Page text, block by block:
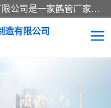
连云港众邦石化设备制造有限公司是一家鹤管厂家主营：鹤管、装车鹤管等，是致力于石油、石化等流体装卸设备(主要产品如鹤管、输油臂、脱缆钩等)的咨询、设计、制造、检测、安装指导、系统调试、维修维护等业务的公司。
造有限公司
顶部装卸鹤管